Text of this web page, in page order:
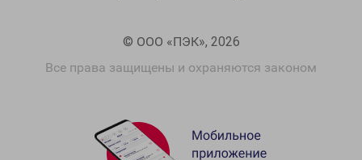
© ООО «ПЭК», 2026
Все права защищены и охраняются законом